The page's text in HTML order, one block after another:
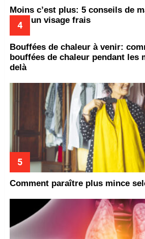
Moins c’est plus: 5 conseils de
pour un visage frais
Bouffées de chaleur à venir:
bouffées de chaleur pendant les
delà
Comment paraître plus mince